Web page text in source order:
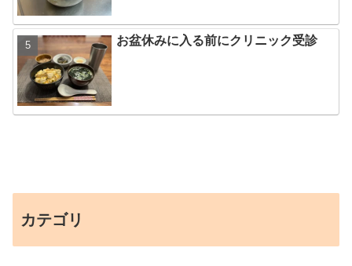
お盆休みに入る前にクリニック受診
カテゴリ